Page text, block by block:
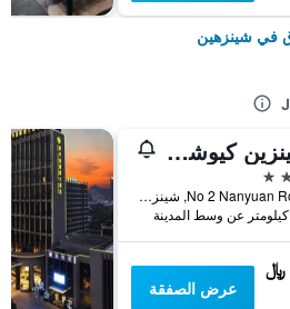
في شينزهين
شينزين كيوشويشانجو هوتل
No 2 Nanyuan Road, شينزهين, الصين
عرض الصفقة